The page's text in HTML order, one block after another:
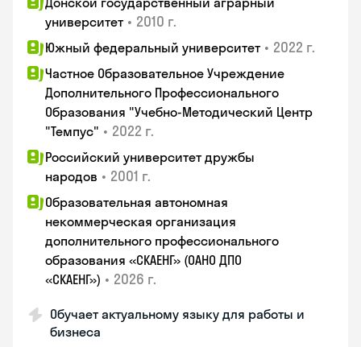
университет • 2010 г.
Южный федеральный университет • 2022 г.
Частное Образовательное Учреждение
Дополнительного Профессионального
Образования "Учебно-Методический Центр
"Темпус" • 2022 г.
Российский университет дружбы
народов • 2001 г.
Образовательная автономная
некоммерческая организация
дополнительного профессионального
образования «СКАЕНГ» (ОАНО ДПО
«СКАЕНГ») • 2026 г.
Обучает актуальному языку для работы и
бизнеса